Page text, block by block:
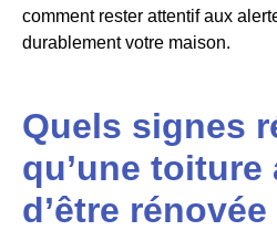
comment rester attentif aux
durablement votre maison.
Quels signes
qu’une toiture
d’être rénovée